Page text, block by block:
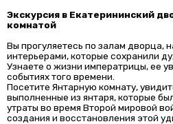
Экскурсия в Екатерининский
комнатой
Вы прогуляетесь по залам дворца,
интерьерами, которые сохранили
Узнаете о жизни императрицы, ее
событиях того времени.
Посетите Янтарную комнату,
выполненные из янтаря, которые
утраты во время Второй мировой
создания и восстановления этой